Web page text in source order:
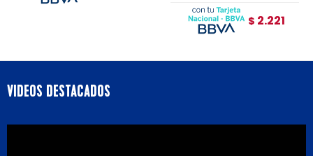
$ 2.221
VIDEOS DESTACADOS